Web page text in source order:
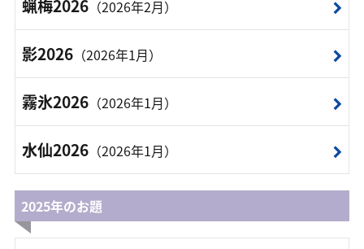
蝋梅2026（2026年2月）
影2026（2026年1月）
霧氷2026（2026年1月）
水仙2026（2026年1月）
2025年のお題